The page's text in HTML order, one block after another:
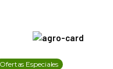
Ofertas Especiales